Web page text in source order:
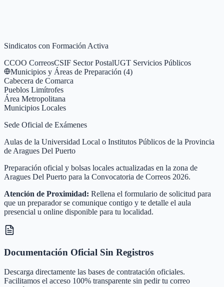
Sindicatos con Formación Activa
CCOO CorreosCSIF Sector PostalUGT Servicios Públicos
Municipios y Áreas de Preparación (4)
Cabecera de Comarca
Pueblos Limítrofes
Área Metropolitana
Municipios Locales
Sede Oficial de Exámenes
Aulas de la Universidad Local o Institutos Públicos de la Provincia
de Aragues Del Puerto
Preparación oficial y bolsas locales actualizadas en la zona de
Aragues Del Puerto para la Convocatoria de Correos 2026.
Atención de Proximidad: Rellena el formulario de solicitud para
que un preparador se comunique contigo y te detalle el aula
presencial u online disponible para tu localidad.
Documentación Oficial Sin Registros
Descarga directamente las bases de contratación oficiales.
Facilitamos el acceso 100% transparente sin pedir tu correo